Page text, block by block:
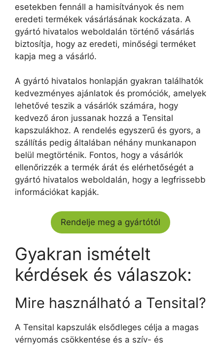
esetekben fennáll a hamisítványok és nem
eredeti termékek vásárlásának kockázata. A
gyártó hivatalos weboldalán történő vásárlás
biztosítja, hogy az eredeti, minőségi terméket
kapja meg a vásárló.
A gyártó hivatalos honlapján gyakran találhatók
kedvezményes ajánlatok és promóciók, amelyek
lehetővé teszik a vásárlók számára, hogy
kedvező áron jussanak hozzá a Tensital
kapszulákhoz. A rendelés egyszerű és gyors, a
szállítás pedig általában néhány munkanapon
belül megtörténik. Fontos, hogy a vásárlók
ellenőrizzék a termék árát és elérhetőségét a
gyártó hivatalos weboldalán, hogy a legfrissebb
információkat kapják.
Rendelje meg a gyártótól
Gyakran ismételt
kérdések és válaszok:
Mire használható a Tensital?
A Tensital kapszulák elsődleges célja a magas
vérnyomás csökkentése és a szív- és